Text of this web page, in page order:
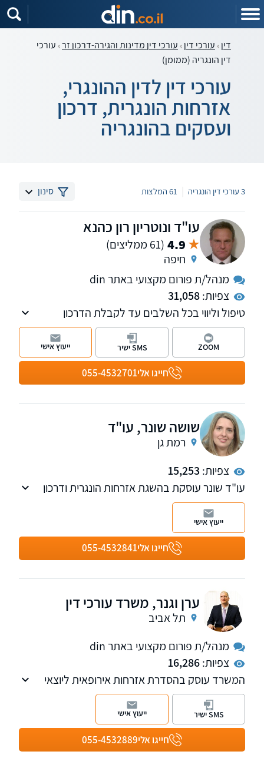
דין עורכי דין עורכי דין מדינות והגירה-דרכון זר עורכי
דין הונגריה (ממומן)
עורכי דין לדין ההונגרי,
אזרחות הונגרית, דרכון
ועסקים בהונגריה
3 עורכי דין הונגריה 61 המלצות סינון
עו"ד ונוטריון רון כהנא
4.9 (61 ממליצים)
חיפה
מנהל/ת פורום מקצועי באתר din
צפיות:31,058
טיפול וליווי בכל השלבים עד לקבלת הדרכון
האירופאי. איתור מסמכים ותעודות באופן ישיר בכל
רחבי אירופה. השירות ניתן בכל רחבי הארץ.
חייגו אלי055-4532701
ZOOM SMS ישיר ייעוץ אישי
שושה שונר, עו"ד
רמת גן
צפיות: 15,253
עו"ד שונר עוסקת בהשגת אזרחות הונגרית ודרכון
הונגרי (אירופאי), לרבות איתור מסמכים, ליוצאי
הונגריה וצאצאיהם. הבקשה לאזרחות מטופלת
במקצועיות המרבית, ביעילות ובמהירות האפשרית.
חייגו אלי055-4532841
ייעוץ אישי
ערן וגנר, משרד עורכי דין
תל אביב
מנהל/ת פורום מקצועי באתר din
צפיות:16,286
המשרד עוסק בהסדרת אזרחות אירופאית ליוצאי
וצאצאי הונגריה, צ'כוסלובקיה, טרנסילבניה ואזור
הקרפטים.
חייגו אלי055-4532889
SMS ישיר ייעוץ אישי